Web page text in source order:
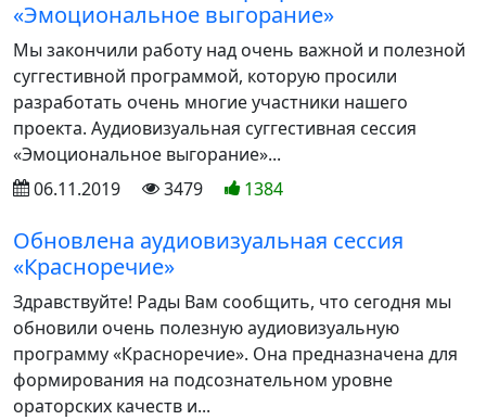
«Эмоциональное выгорание»
Мы закончили работу над очень важной и полезной
суггестивной программой, которую просили
разработать очень многие участники нашего
проекта. Аудиовизуальная суггестивная сессия
«Эмоциональное выгорание»...
06.11.2019
3479 1384
Обновлена аудиовизуальная сессия
«Красноречие»
Здравствуйте! Рады Вам сообщить, что сегодня мы
обновили очень полезную аудиовизуальную
программу «Красноречие». Она предназначена для
формирования на подсознательном уровне
ораторских качеств и...